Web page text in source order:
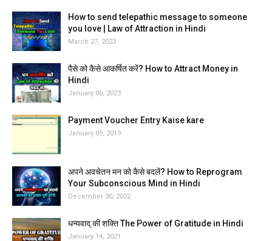
How to send telepathic message to someone
you love | Law of Attraction in Hindi
March 27, 2023
पैसे को कैसे आकर्षित करें? How to Attract Money in
Hindi
January 06, 2023
Payment Voucher Entry Kaise kare
January 09, 2019
अपने अवचेतन मन को कैसे बदलें? How to Reprogram
Your Subconscious Mind in Hindi
December 30, 2022
धन्यवाद् की शक्ति The Power of Gratitude in Hindi
January 14, 2021